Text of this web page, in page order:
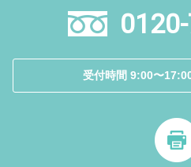
受付時間 9:00〜